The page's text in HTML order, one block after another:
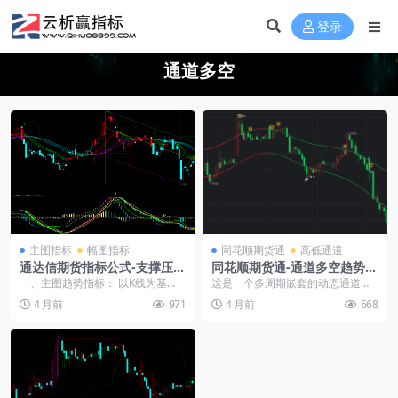
登录
通道多空
主图指标 幅图指标
通达信期货指标公式-支撑压力
通道多空线-变色K波段趋势-抄
一、主图趋势指标： 以K线为基
础，叠加彩色均线（红 / 绿 / 紫 / 黄
线）、...
4 月前 971
同花顺期货通 高低通道
同花顺期货通-通道多空趋势主
图指标
这是一个多周期嵌套的动态通道突
破指标公式，融合加权均价、EMA
平滑、REFX平移...
4 月前 668